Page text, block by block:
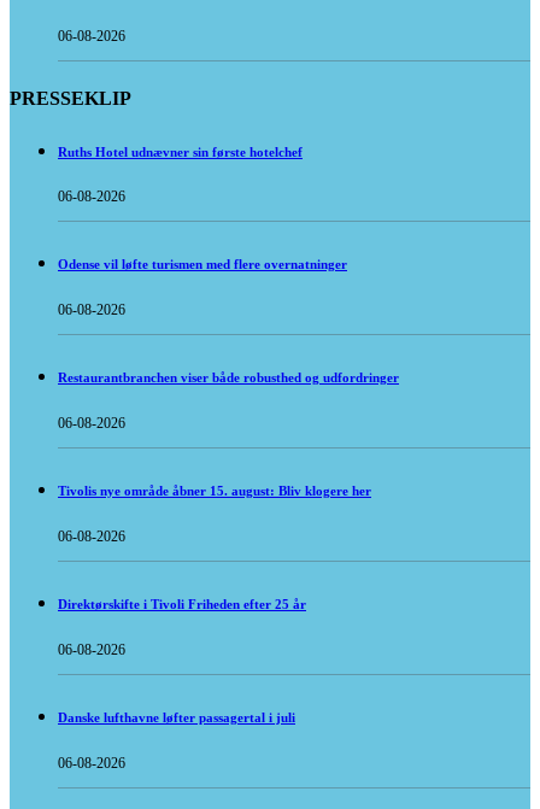
06-08-2026
PRESSEKLIP
Ruths Hotel udnævner sin første hotelchef
06-08-2026
Odense vil løfte turismen med flere overnatninger
06-08-2026
Restaurantbranchen viser både robusthed og udfordringer
06-08-2026
Tivolis nye område åbner 15. august: Bliv klogere her
06-08-2026
Direktørskifte i Tivoli Friheden efter 25 år
06-08-2026
Danske lufthavne løfter passagertal i juli
06-08-2026